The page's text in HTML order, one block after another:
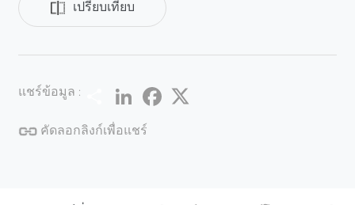
เปรียบเทียบ
แชร์ข้อมูล : Share LinkedInFacebook
คัดลอกลิงก์เพื่อแชร์